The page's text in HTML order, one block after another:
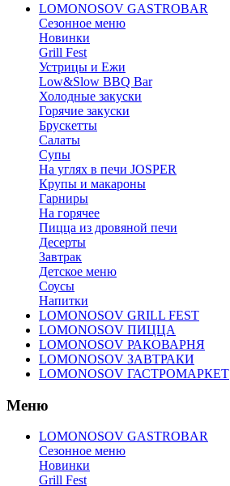
LOMONOSOV GASTROBAR
Сезонное меню
Новинки
Grill Fest
Устрицы и Ежи
Low&Slow BBQ Bar
Холодные закуски
Горячие закуски
Брускетты
Салаты
Супы
На углях в печи JOSPER
Крупы и макароны
Гарниры
На горячее
Пицца из дровяной печи
Десерты
Завтрак
Детское меню
Соусы
Напитки
LOMONOSOV GRILL FEST
LOMONOSOV ПИЦЦА
LOMONOSOV РАКОВАРНЯ
LOMONOSOV ЗАВТРАКИ
LOMONOSOV ГАСТРОМАРКЕТ
Меню
LOMONOSOV GASTROBAR
Сезонное меню
Новинки
Grill Fest